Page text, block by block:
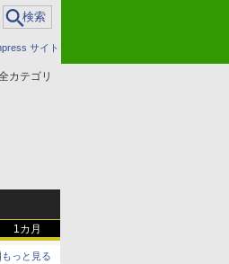
サイト
カテゴリ
1カ月
もっと見る